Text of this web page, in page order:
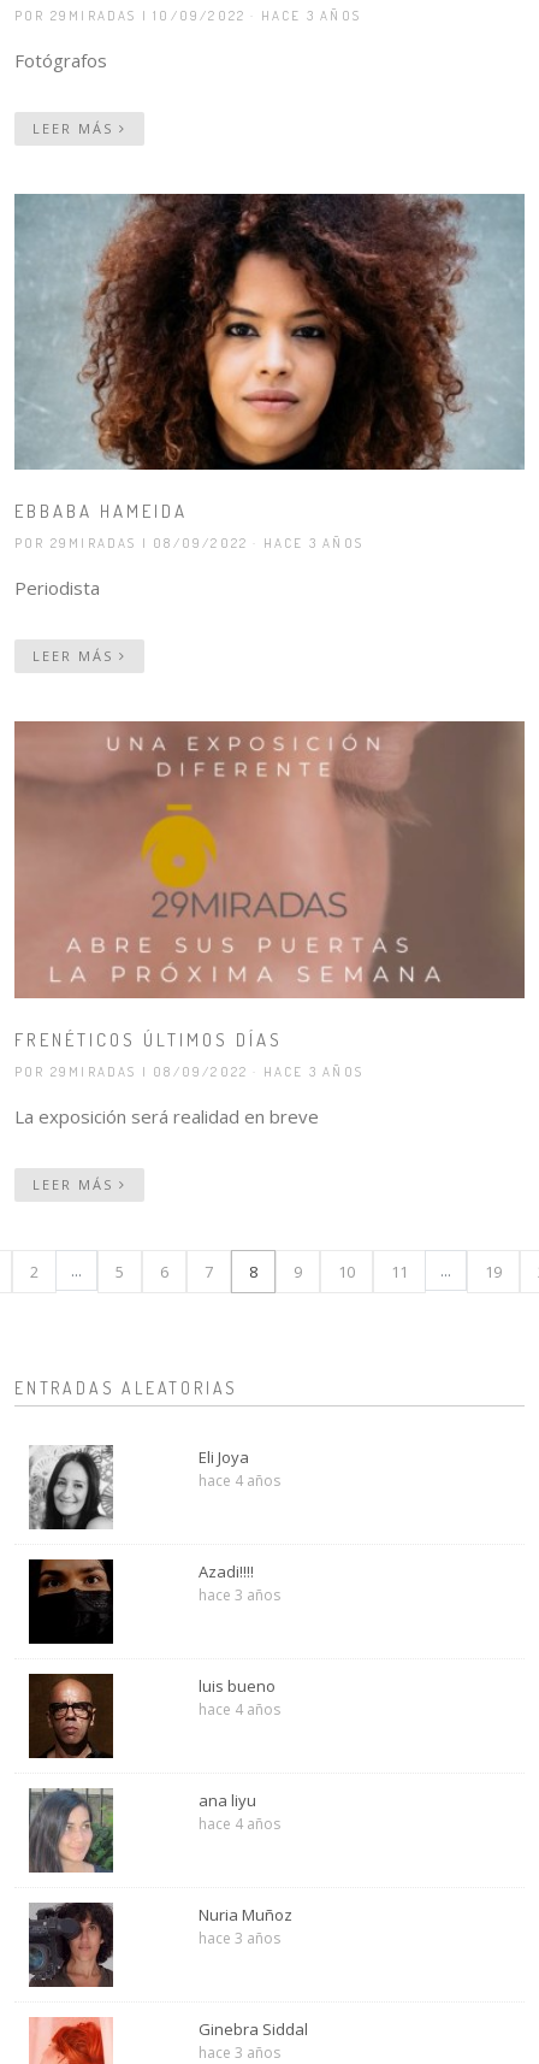
POR 29MIRADAS | 10/09/2022 · HACE 3 AÑOS
Fotógrafos
LEER MÁS
EBBABA HAMEIDA
POR 29MIRADAS | 08/09/2022 · HACE 3 AÑOS
Periodista
LEER MÁS
FRENÉTICOS ÚLTIMOS DÍAS
POR 29MIRADAS | 08/09/2022 · HACE 3 AÑOS
La exposición será realidad en breve
LEER MÁS
2 ... 5 6 7 8 9 10 11 ... 19
ENTRADAS ALEATORIAS
Eli Joya
hace 4 años
Azadi!!!!
hace 3 años
luis bueno
hace 4 años
ana liyu
hace 4 años
Nuria Muñoz
hace 3 años
Ginebra Siddal
hace 3 años